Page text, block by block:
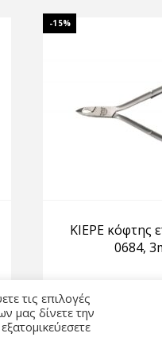
-15%
KIEPE κόφτης
0684,
τις επιλογές
μας δίνετε την